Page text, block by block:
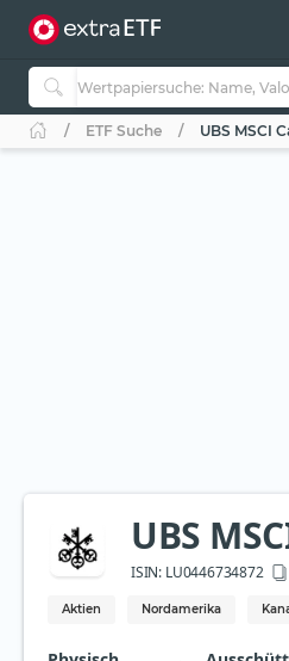
ETF Suche UBS MSCI
UBS
ISIN: LU0446734872
Aktien Nordamerika